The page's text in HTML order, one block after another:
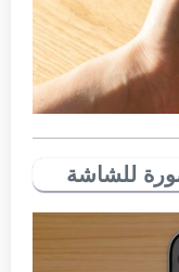
للشاشة